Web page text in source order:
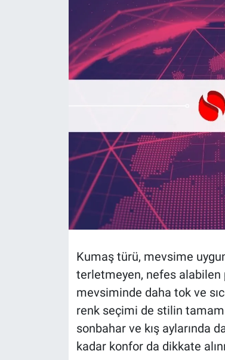
Kumaş türü, mevsime
terletmeyen, nefes alabilen
mevsiminde daha tok ve
renk seçimi de stilin
sonbahar ve kış aylarında
kadar konfor da dikkate
Kütahya
Bilim ve Teknoloji